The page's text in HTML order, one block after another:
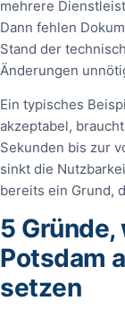
mehrere
Dann fehlen
Stand der
Änderungen
Ein typisches
akzeptabel,
Sekunden bis zur
sinkt die
bereits ein Grund,
5
Potsdam
setzen